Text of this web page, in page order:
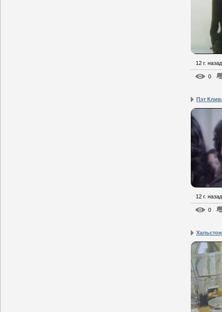
12 г. назад
0
Пэт
12 г. назад
0
Хальстон